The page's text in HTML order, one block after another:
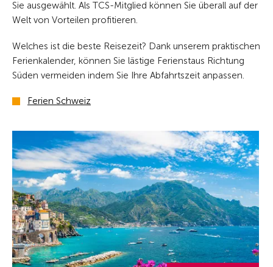
Sie ausgewählt. Als TCS-Mitglied können Sie überall auf der
Welt von Vorteilen profitieren.
Welches ist die beste Reisezeit? Dank unserem praktischen
Ferienkalender, können Sie lästige Ferienstaus Richtung
Süden vermeiden indem Sie Ihre Abfahrtszeit anpassen.
Ferien Schweiz